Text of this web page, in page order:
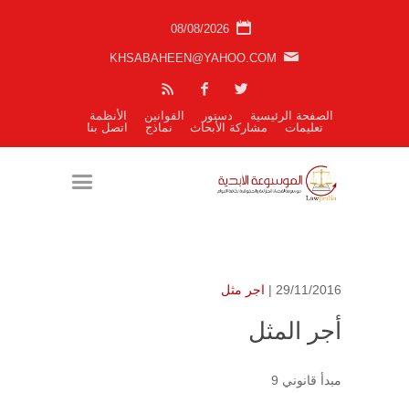
08/08/2026
KHSABAHEEN@YAHOO.COM
الصفحة الرئيسية دستور القوانين
الأنظمة
تعليمات
مشاركة الأبحاث نماذج اتصل بنا
29/11/2016 | اجر مثل
أجر المثل
مبدأ قانوني 9